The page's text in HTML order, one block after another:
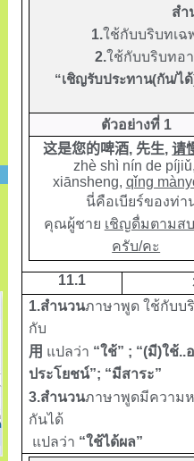
ส
1.ใช้กับบริบทเฉ
2.ใช้กับบริบทอ
“เชิญรับประทาน(กัน/ไ
ตัวอย่างที่ 1
这是您的啤酒, 先生,请
zhè shì nín de
xiānsheng, qǐng
นี่คือเบียร์ของท่
คุณผู้ชาย เชิญดื่มตามส
ครับ/คะ
11.1
1.สำนวนภาษาพูด ใช้กับบ
กับ
用 แปลว่า “ใช้” ; “(มี)ใช้..
ประโยชน์”; “มีสาระ”
3.สำนวนภาษาพูดมีความ
กันได้
แปลว่า “ใช้ได้ผล”